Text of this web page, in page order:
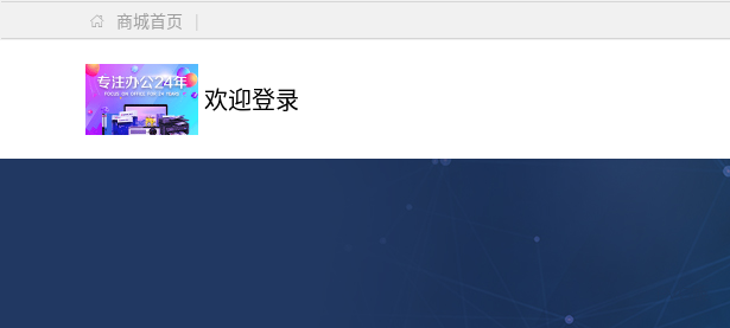
 商城首页 |
欢迎登录